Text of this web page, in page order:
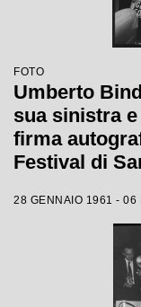
FOTO
Umberto
sua sinistra
firma
Festival di
28 GENNAIO 1961 - 06